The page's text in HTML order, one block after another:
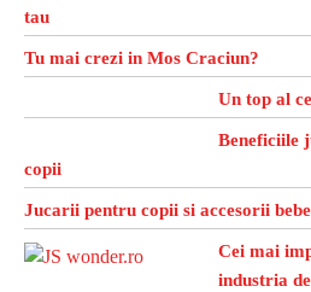
tau
Tu mai crezi in Mos Craciun?
Un top al
Beneficiile
copii
Jucarii pentru copii si accesorii
Cei mai
industria